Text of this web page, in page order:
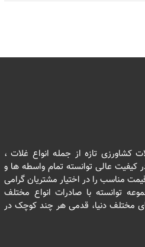
کشاورزی تازه از جمله انواع غلات ،
کیفیت عالی توانسته تمام واسطه ها و
مناسب را در اختیار مشتریان گرامی
توانسته با صادرات انواع مختلف
مختلف دنیا، قدمی هر چند کوچک در